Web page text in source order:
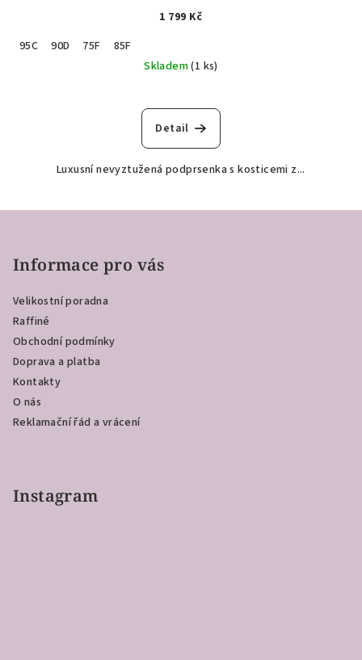
1 799 Kč
95C
90D 75F
85F
Skladem(1 ks)
Detail
Luxusní nevyztužená podprsenka s kosticemi z...
Informace pro vás
Velikostní poradna
Raffiné
Obchodní podmínky
Doprava a platba
Kontakty
O nás
Reklamační řád a vrácení
Instagram